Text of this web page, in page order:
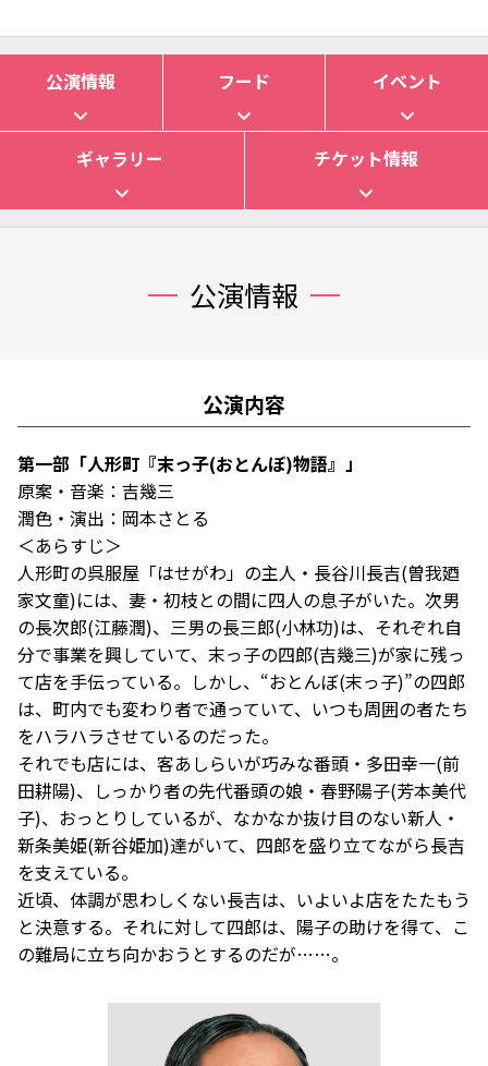
公演情報 フード イベント
ギャラリー チケット情報
公演情報
公演内容
第一部「人形町『末っ子(おとんぼ)物語』」
原案・音楽：吉幾三
潤色・演出：岡本さとる
＜あらすじ＞
人形町の呉服屋「はせがわ」の主人・長谷川長吉(曽我廼
家文童)には、妻・初枝との間に四人の息子がいた。次男
の長次郎(江藤潤)、三男の長三郎(小林功)は、それぞれ自
分で事業を興していて、末っ子の四郎(吉幾三)が家に残っ
て店を手伝っている。しかし、“おとんぼ(末っ子)”の四郎
は、町内でも変わり者で通っていて、いつも周囲の者たち
をハラハラさせているのだった。
それでも店には、客あしらいが巧みな番頭・多田幸一(前
田耕陽)、しっかり者の先代番頭の娘・春野陽子(芳本美代
子)、おっとりしているが、なかなか抜け目のない新人・
新条美姫(新谷姫加)達がいて、四郎を盛り立てながら長吉
を支えている。
近頃、体調が思わしくない長吉は、いよいよ店をたたもう
と決意する。それに対して四郎は、陽子の助けを得て、こ
の難局に立ち向かおうとするのだが……。